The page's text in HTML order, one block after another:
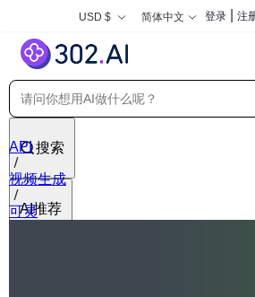
USD $ 简体中文 登录 注
搜索
AI推荐
API
视频生成
可灵